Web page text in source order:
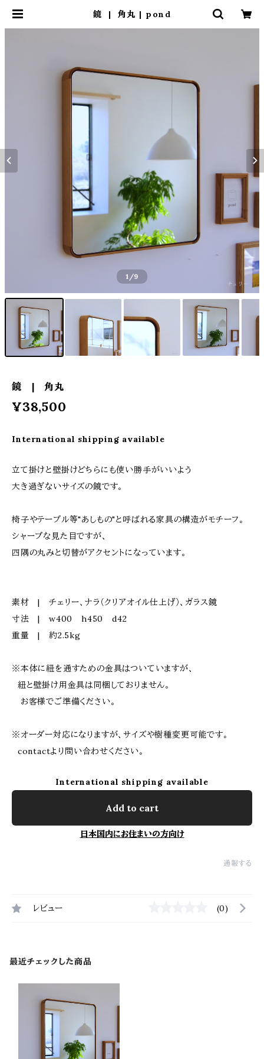
鏡 | 角丸 | pond
1 /9
鏡 | 角丸
¥38,500
International shipping available
立て掛けと壁掛けどちらにも使い勝手がいいよう
大き過ぎないサイズの鏡です。
椅子やテーブル等"あしもの"と呼ばれる家具の構造がモチーフ。
シャープな見た目ですが、
四隅の丸みと切替がアクセントになっています。
素材 | チェリー、ナラ（クリアオイル仕上げ）、ガラス鏡
寸法 | w400 h450 d42
重量 | 約2.5kg
※本体に紐を通すための金具はついていますが、
紐と壁掛け用金具は同梱しておりません。
お客様でご準備ください。
※オーダー対応になりますが、サイズや樹種変更可能です。
contactより問い合わせください。
International shipping available
Add to cart
日本国内にお住まいの方向け
通報する
レビュー (0)
最近チェックした商品